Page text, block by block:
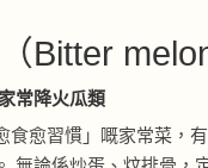
Bitter melon
常降火瓜類
食愈習慣」嘅家常菜，